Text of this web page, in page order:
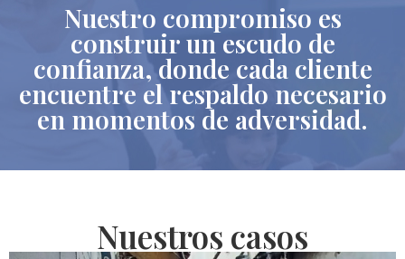
Nuestro compromiso es
construir un escudo de
confianza, donde cada cliente
encuentre el respaldo necesario
en momentos de adversidad.
Nuestros casos